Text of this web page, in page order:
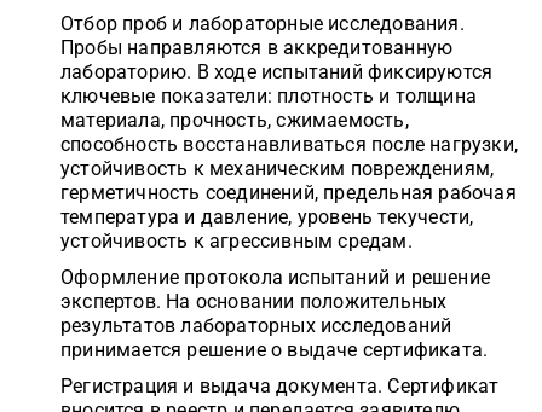
Отбор проб и лабораторные исследования.
Пробы направляются в аккредитованную
лабораторию. В ходе испытаний фиксируются
ключевые показатели: плотность и толщина
материала, прочность, сжимаемость,
способность восстанавливаться после нагрузки,
устойчивость к механическим повреждениям,
герметичность соединений, предельная рабочая
температура и давление, уровень текучести,
устойчивость к агрессивным средам.
Оформление протокола испытаний и решение
экспертов. На основании положительных
результатов лабораторных исследований
принимается решение о выдаче сертификата.
Регистрация и выдача документа. Сертификат